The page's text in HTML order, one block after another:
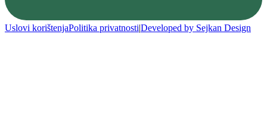
Uslovi korištenjaPolitika privatnosti|Developed by Sejkan Design